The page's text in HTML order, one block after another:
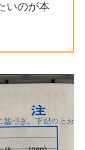
のが本